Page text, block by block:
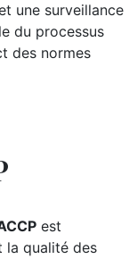
une surveillance
du processus
des normes
est
la qualité des